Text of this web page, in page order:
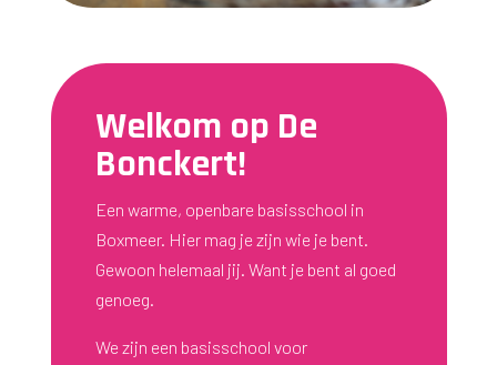
Welkom op De
Bonckert!
Een warme, openbare basisschool in
Boxmeer. Hier mag je zijn wie je bent.
Gewoon helemaal jij. Want je bent al goed
genoeg.
We zijn een basisschool voor